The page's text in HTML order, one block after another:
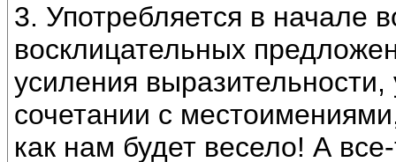
3. Употребляется в начале
восклицательных
усиления
сочетании с
как нам будет весело! А